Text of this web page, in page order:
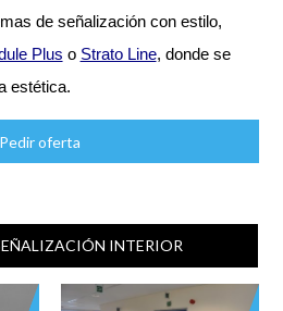
de señalización con estilo,
Plus o Strato Line, donde se
estética.
Pedir oferta
INTERIOR